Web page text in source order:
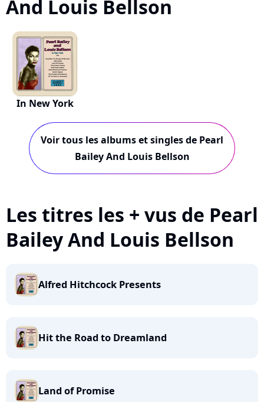
And Louis Bellson
In New York
Voir tous les albums et singles de Pearl
Bailey And Louis Bellson
Les titres les + vus de Pearl
Bailey And Louis Bellson
Alfred Hitchcock Presents
Hit the Road to Dreamland
Land of Promise